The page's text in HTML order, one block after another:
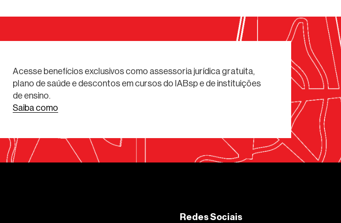
Acesse benefícios exclusivos como assessoria jurídica gratuita,
plano de saúde e descontos em cursos do IABsp e de instituições
de ensino.
Saiba como
Redes Sociais